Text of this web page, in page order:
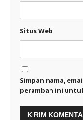
Situs Web
Simpan nama,
peramban ini